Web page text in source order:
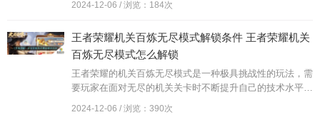
断的努力和挑战来获取这款稀有皮肤，展现自己的实力和技
成为真正的高手！
2024-12-06 / 浏览：184次
王者荣耀机关百炼无尽模式解锁条件 王者荣耀机关
百炼无尽模式怎么解锁
王者荣耀的机关百炼无尽模式是一种极具挑战性的玩法，需
要玩家在面对无尽的机关关卡时不断提升自己的技术水平和
游戏策略，解锁这一模式需要玩家完成一定数量的机关关
卡，并且在游戏中取得不俗的成绩。在挑战机关百炼无尽模
2024-12-06 / 浏览：390次